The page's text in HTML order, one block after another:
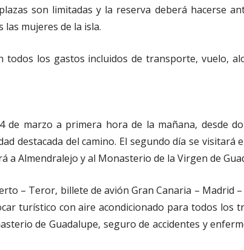
son limitadas y la reserva deberá hacerse
mujeres de la isla.
los gastos incluidos de transporte, vuelo,
marzo a primera hora de la mañana, desde
destacada del camino. El segundo día se visitará
a Almendralejo y al Monasterio de la Virgen de
– Teror, billete de avión Gran Canaria – Madrid
turístico con aire acondicionado para todos los
de Guadalupe, seguro de accidentes y